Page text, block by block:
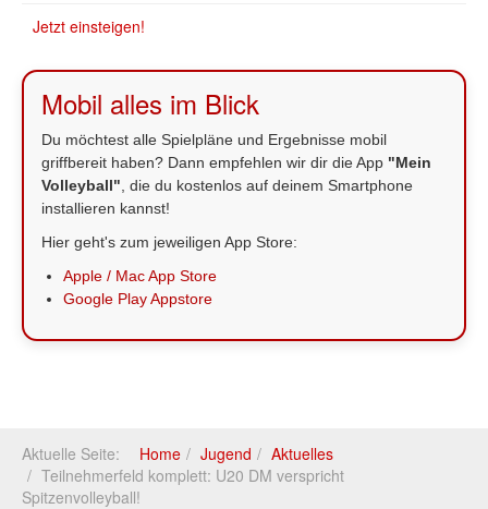
Jetzt einsteigen!
Mobil alles im Blick
Du möchtest alle Spielpläne und Ergebnisse mobil
griffbereit haben? Dann empfehlen wir dir die App "Mein
Volleyball" , die du kostenlos auf deinem Smartphone
installieren kannst!
Hier geht's zum jeweiligen App Store:
Apple / Mac App Store
Google Play Appstore
Aktuelle Seite: Home Jugend
Aktuelles
Teilnehmerfeld komplett: U20 DM verspricht
Spitzenvolleyball!